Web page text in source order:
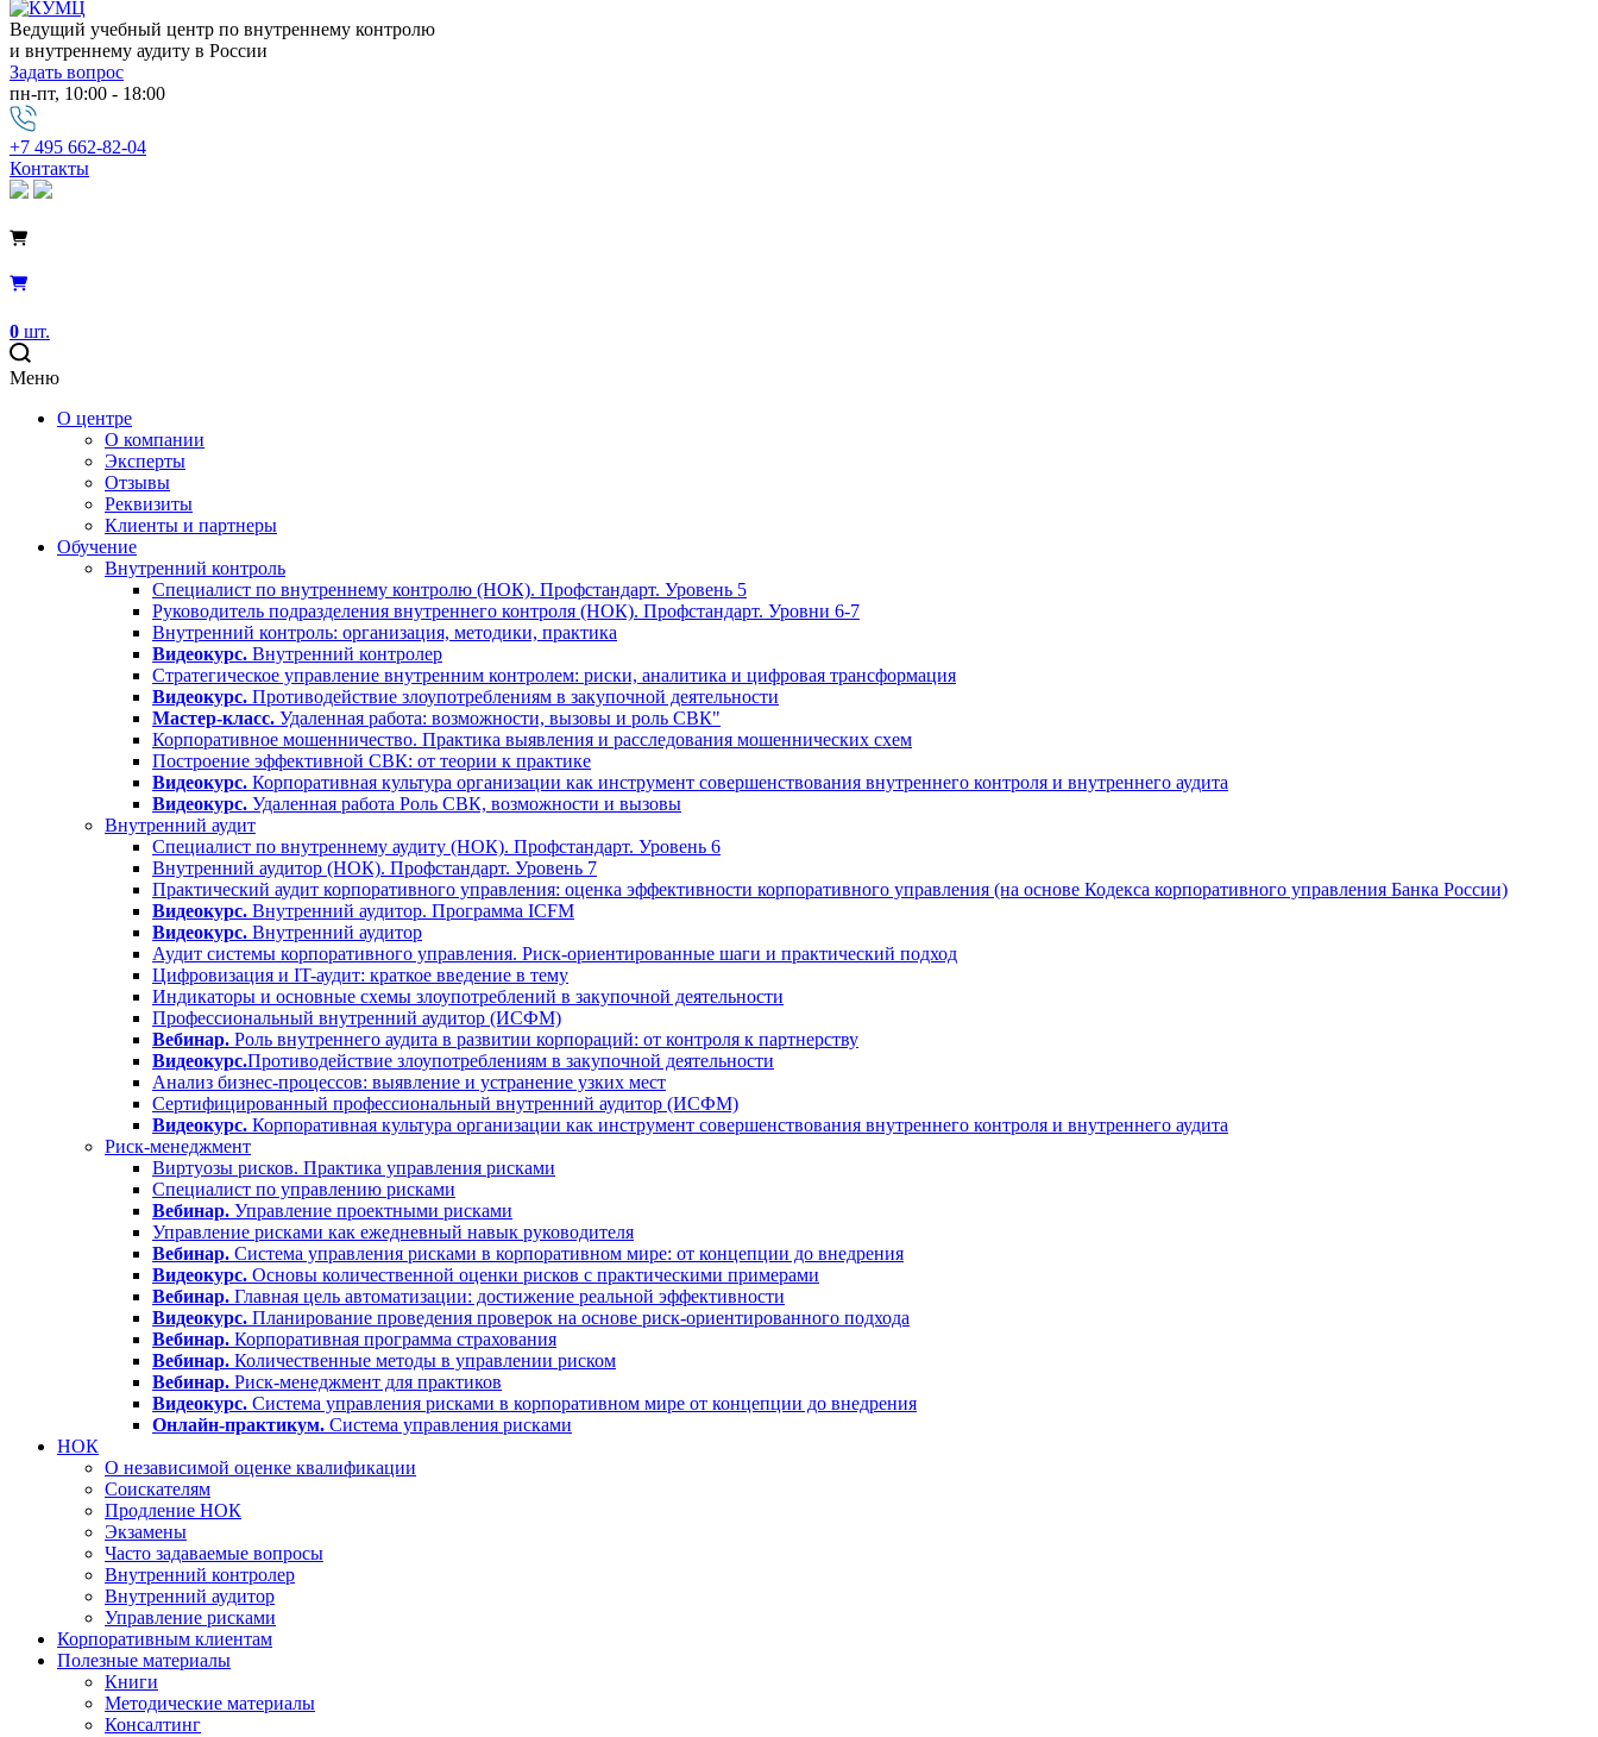
Ведущий учебный центр по внутреннему контролю
и внутреннему аудиту в России
Задать вопрос
пн-пт, 10:00 - 18:00
+7 495 662-82-04
Контакты
0 шт.
Меню
О центре
О компании
Эксперты
Отзывы
Реквизиты
Клиенты и партнеры
Обучение
Внутренний контроль
Специалист по внутреннему контролю (НОК). Профстандарт. Уровень 5
Руководитель подразделения внутреннего контроля (НОК). Профстандарт. Уровни 6-7
Внутренний контроль: организация, методики, практика
Видеокурс. Внутренний контролер
Стратегическое управление внутренним контролем: риски, аналитика и цифровая трансформация
Видеокурс. Противодействие злоупотреблениям в закупочной деятельности
Мастер-класс. Удаленная работа: возможности, вызовы и роль СВК"
Корпоративное мошенничество. Практика выявления и расследования мошеннических схем
Построение эффективной СВК: от теории к практике
Видеокурс. Корпоративная культура организации как инструмент совершенствования внутреннего контроля и внутреннего аудита
Видеокурс. Удаленная работа Роль СВК, возможности и вызовы
Внутренний аудит
Специалист по внутреннему аудиту (НОК). Профстандарт. Уровень 6
Внутренний аудитор (НОК). Профстандарт. Уровень 7
Практический аудит корпоративного управления: оценка эффективности корпоративного управления (на основе Кодекса корпоративного управления Банка России)
Видеокурс. Внутренний аудитор. Программа ICFM
Видеокурс. Внутренний аудитор
Аудит системы корпоративного управления. Риск-ориентированные шаги и практический подход
Цифровизация и IT-аудит: краткое введение в тему
Индикаторы и основные схемы злоупотреблений в закупочной деятельности
Профессиональный внутренний аудитор (ИСФМ)
Вебинар. Роль внутреннего аудита в развитии корпораций: от контроля к партнерству
Видеокурс.Противодействие злоупотреблениям в закупочной деятельности
Анализ бизнес-процессов: выявление и устранение узких мест
Сертифицированный профессиональный внутренний аудитор (ИСФМ)
Видеокурс. Корпоративная культура организации как инструмент совершенствования внутреннего контроля и внутреннего аудита
Риск-менеджмент
Виртуозы рисков. Практика управления рисками
Специалист по управлению рисками
Вебинар. Управление проектными рисками
Управление рисками как ежедневный навык руководителя
Вебинар. Система управления рисками в корпоративном мире: от концепции до внедрения
Видеокурс. Основы количественной оценки рисков с практическими примерами
Вебинар. Главная цель автоматизации: достижение реальной эффективности
Видеокурс. Планирование проведения проверок на основе риск-ориентированного подхода
Вебинар. Корпоративная программа страхования
Вебинар. Количественные методы в управлении риском
Вебинар. Риск-менеджмент для практиков
Видеокурс. Система управления рисками в корпоративном мире от концепции до внедрения
Онлайн-практикум. Система управления рисками
НОК
О независимой оценке квалификации
Соискателям
Продление НОК
Экзамены
Часто задаваемые вопросы
Внутренний контролер
Внутренний аудитор
Управление рисками
Корпоративным клиентам
Полезные материалы
Книги
Методические материалы
Консалтинг